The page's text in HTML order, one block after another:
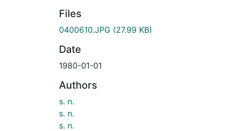
Files
0400610.JPG (27.99 KB)
Date
1980-01-01
Authors
s. n.
s. n.
s. n.